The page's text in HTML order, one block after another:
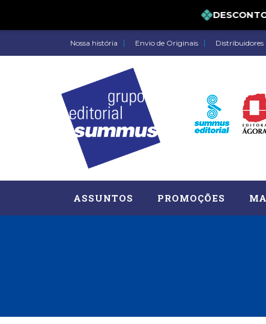
DESCONTO
Nossa história Envio de Originais Distribuidores
ASSUNTOS
Culinária, Alimentação (14)
PROMOÇÕES